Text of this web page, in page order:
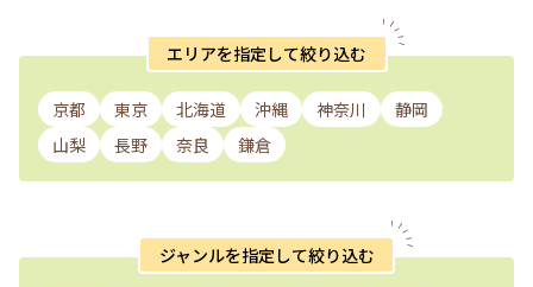
エリアを指定して絞り込む
京都 東京 北海道 沖縄 神奈川
静岡
山梨
長野 奈良 鎌倉
ジャンルを指定して絞り込む